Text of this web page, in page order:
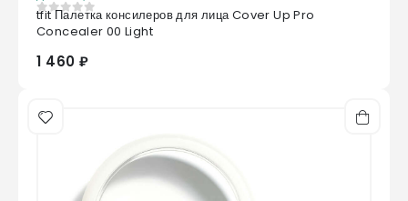
0 из 5
tfit Палетка консилеров для лица Cover Up Pro
Concealer 00 Light
1 460 ₽